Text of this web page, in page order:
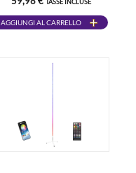
TASSE INCLUSE
AGGIUNGI AL CARRELLO